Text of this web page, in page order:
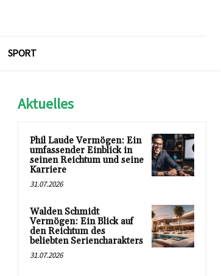
SPORT
Aktuelles
Phil Laude Vermögen: Ein
umfassender Einblick in
seinen Reichtum und seine
Karriere
31.07.2026
Walden Schmidt
Vermögen: Ein Blick auf
den Reichtum des
beliebten Seriencharakters
31.07.2026